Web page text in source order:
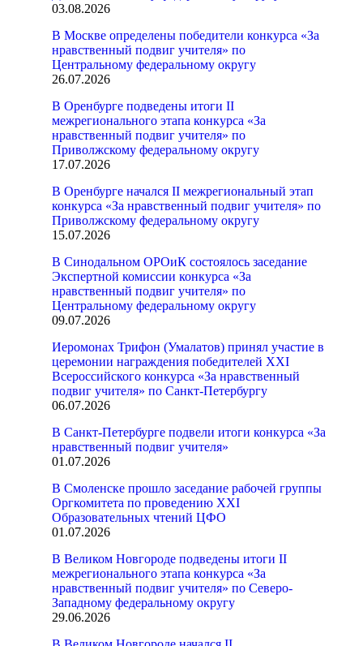
03.08.2026
В Москве определены победители конкурса «За
нравственный подвиг учителя» по
Центральному федеральному округу
26.07.2026
В Оренбурге подведены итоги II
межрегионального этапа конкурса «За
нравственный подвиг учителя» по
Приволжскому федеральному округу
17.07.2026
В Оренбурге начался II межрегиональный этап
конкурса «За нравственный подвиг учителя» по
Приволжскому федеральному округу
15.07.2026
В Синодальном ОРОиК состоялось заседание
Экспертной комиссии конкурса «За
нравственный подвиг учителя» по
Центральному федеральному округу
09.07.2026
Иеромонах Трифон (Умалатов) принял участие в
церемонии награждения победителей XXI
Всероссийского конкурса «За нравственный
подвиг учителя» по Санкт-Петербургу
06.07.2026
В Санкт-Петербурге подвели итоги конкурса «За
нравственный подвиг учителя»
01.07.2026
В Смоленске прошло заседание рабочей группы
Оргкомитета по проведению XXI
Образовательных чтений ЦФО
01.07.2026
В Великом Новгороде подведены итоги II
межрегионального этапа конкурса «За
нравственный подвиг учителя» по Северо-
Западному федеральному округу
29.06.2026